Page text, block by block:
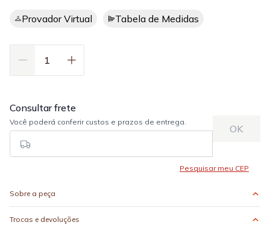
Provador Virtual Tabela de Medidas
Sobre a peça
Trocas e devoluções